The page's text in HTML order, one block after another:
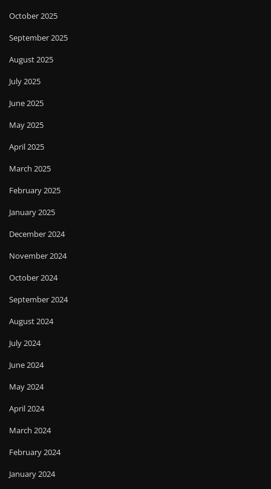
October 2025
September 2025
August 2025
July 2025
June 2025
May 2025
April 2025
March 2025
February 2025
January 2025
December 2024
November 2024
October 2024
September 2024
August 2024
July 2024
June 2024
May 2024
April 2024
March 2024
February 2024
January 2024